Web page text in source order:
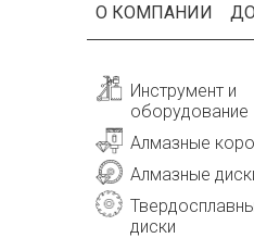
О КОМПАНИИ
Инструмент и
оборудование
Алмазные
Алмазные
диски